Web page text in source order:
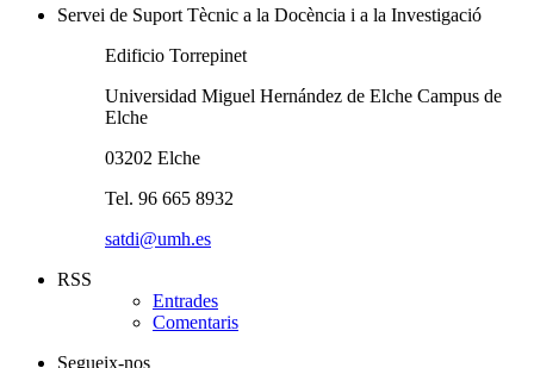
Servei de Suport Tècnic a la Docència i a la Investigació
Edificio Torrepinet
Universidad Miguel Hernández de Elche Campus de
Elche
03202 Elche
Tel. 96 665 8932
satdi@umh.es
RSS
Entrades
Comentaris
Segueix-nos